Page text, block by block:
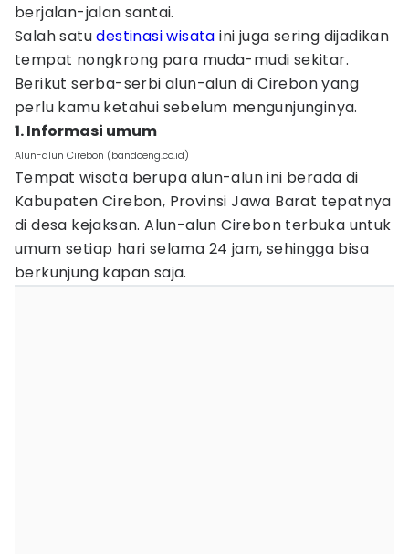
berjalan-jalan santai.
Salah satudestinasi wisata ini juga sering dijadikan
tempat nongkrong para muda-mudi sekitar.
Berikut serba-serbi alun-alun di Cirebon yang
perlu kamu ketahui sebelum mengunjunginya.
1. Informasi umum
Alun-alun Cirebon (bandoeng.co.id)
Tempat wisata berupa alun-alun ini berada di
Kabupaten Cirebon, Provinsi Jawa Barat tepatnya
di desa kejaksan. Alun-alun Cirebon terbuka untuk
umum setiap hari selama 24 jam, sehingga bisa
berkunjung kapan saja.